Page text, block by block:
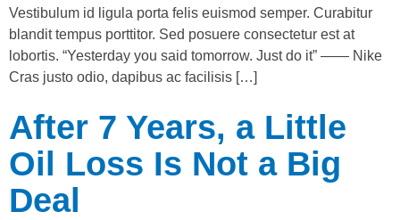
Vestibulum id ligula porta felis euismod semper. Curabitur
blandit tempus porttitor. Sed posuere consectetur est at
lobortis. “Yesterday you said tomorrow. Just do it” —— Nike
Cras justo odio, dapibus ac facilisis […]
After 7 Years, a Little
Oil Loss Is Not a Big
Deal